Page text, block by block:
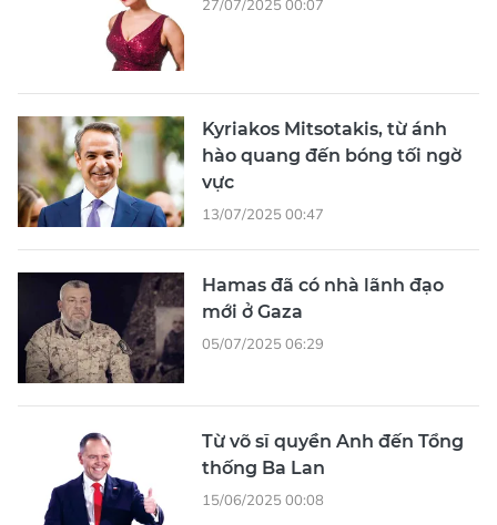
27/07/2025 00:07
Kyriakos Mitsotakis, từ ánh
hào quang đến bóng tối ngờ
vực
13/07/2025 00:47
Hamas đã có nhà lãnh đạo
mới ở Gaza
05/07/2025 06:29
Từ võ sĩ quyền Anh đến Tổng
thống Ba Lan
15/06/2025 00:08